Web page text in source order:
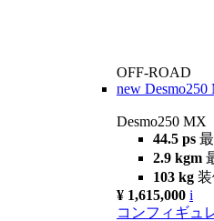
OFF-ROAD
new Desmo250
Desmo250 MX
44.5 ps
2.9 kgm
103 kg
¥ 1,615,000 i
コンフィギュ